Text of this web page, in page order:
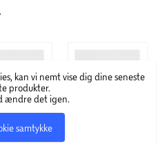
43 cm.
kan vi nemt vise dig dine seneste
produkter.
ændre det igen.
samtykke